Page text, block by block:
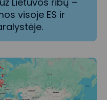
visoje ES ir